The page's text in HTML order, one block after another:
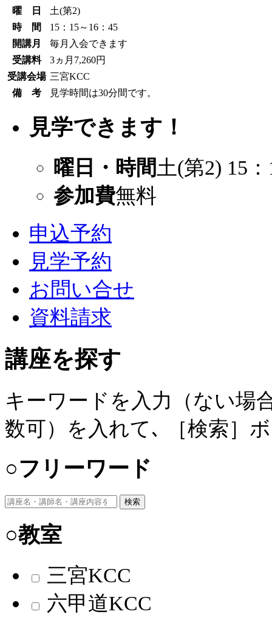
曜 日
土(第2)
時 間
15：15～16：45
開講月
毎月入会できます
受講料
3ヵ月7,260円
受講会場 三宮KCC
備 考
見学時間は30分間です。
見学できます！
曜日・時間 土(第2) 15
参加費無料
申込予約
見学予約
お問い合せ
資料請求
講座を探す
キーワードを入力（ない場
数可）を入れて､ ［検索］
○フリーワード
検索
○教室
三宮KCC
六甲道KCC